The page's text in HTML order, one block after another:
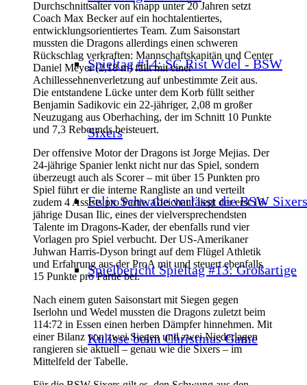
Spieltag #14: SC Rist Wdel - BSW
Sixers
Felix Schwabe verlässt die BSW Sixers
Spielbericht Spieltag #13: Großartige
Kulisse beim Christmas Game
Durchschnittsalter von knapp unter 20 Jahren setzt
Coach Max Becker auf ein hochtalentiertes,
entwicklungsorientiertes Team. Zum Saisonstart
mussten die Dragons allerdings einen schweren
Rückschlag verkraften: Mannschaftskapitän und Center
Daniel Meyer (2,18 m) fällt mit einer
Achillessehnenverletzung auf unbestimmte Zeit aus.
Die entstandene Lücke unter dem Korb füllt seither
Benjamin Sadikovic ein 22-jähriger, 2,08 m großer
Neuzugang aus Oberhaching, der im Schnitt 10 Punkte
und 7,3 Rebounds beisteuert.
Der offensive Motor der Dragons ist Jorge Mejias. Der
24-jährige Spanier lenkt nicht nur das Spiel, sondern
überzeugt auch als Scorer – mit über 15 Punkten pro
Spiel führt er die interne Rangliste an und verteilt
zudem 4 Assists pro Partie. Gleichauf liegt der erst 16-
jährige Dusan Ilic, eines der vielversprechendsten
Talente im Dragons-Kader, der ebenfalls rund vier
Vorlagen pro Spiel verbucht. Der US-Amerikaner
Juhwan Harris-Dyson bringt auf dem Flügel Athletik
und Erfahrung aus der ProA mit und steuert ebenfalls
15 Punkte pro Partie bei.
Nach einem guten Saisonstart mit Siegen gegen
Iserlohn und Wedel mussten die Dragons zuletzt beim
114:72 in Essen einen herben Dämpfer hinnehmen. Mit
einer Bilanz von zwei Siegen und zwei Niederlagen
rangieren sie aktuell – genau wie die Sixers – im
Mittelfeld der Tabelle.